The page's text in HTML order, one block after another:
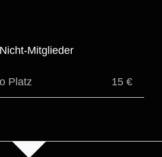
Mitglieder
Platz 15 €